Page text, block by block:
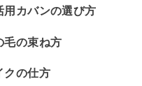
用カバンの選び方
毛の束ね方
クの仕方